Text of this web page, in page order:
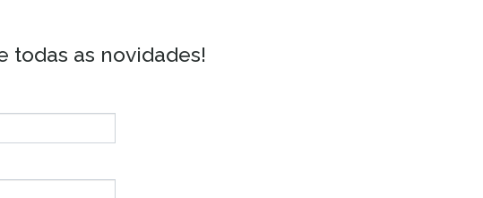
todas as novidades!